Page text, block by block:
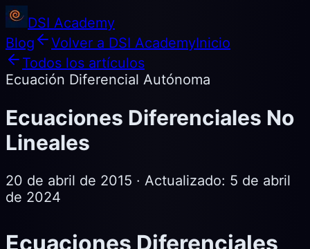
DSI Academy
Blog
Volver a DSI AcademyInicio
Todos los artículos
Ecuación Diferencial Autónoma
Ecuaciones Diferenciales No
Lineales
20 de abril de 2015 · Actualizado: 5 de abril
de 2024
Ecuaciones Diferenciales